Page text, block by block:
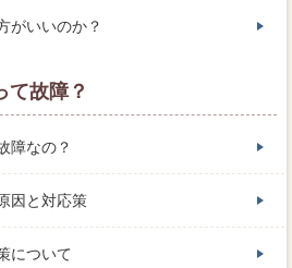
がいいのか？
て故障？
障なの？
因と対応策
について